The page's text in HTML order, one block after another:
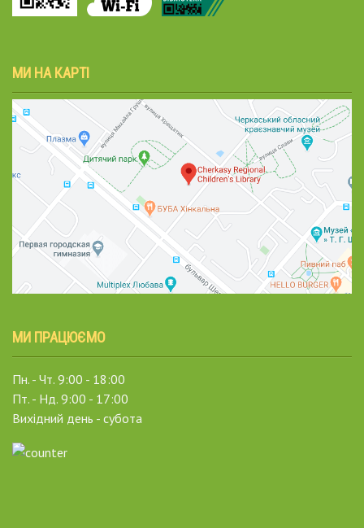
МИ НА КАРТІ
МИ ПРАЦЮЄМО
Пн. - Чт. 9:00 - 18:00
Пт. - Нд. 9:00 - 17:00
Вихідний день - субота